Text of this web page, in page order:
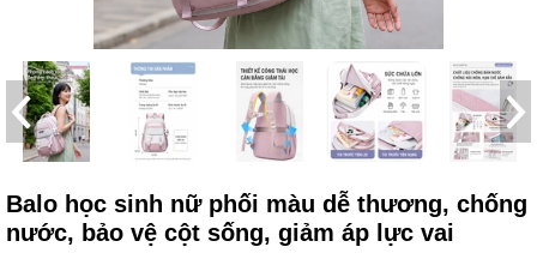
Balo học sinh nữ phối màu dễ thương, chống
nước, bảo vệ cột sống, giảm áp lực vai